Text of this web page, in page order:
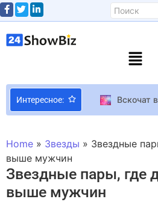
Интересное:
Home » Звезды » Звездные
выше мужчин
Звездные пары, где
выше мужчин